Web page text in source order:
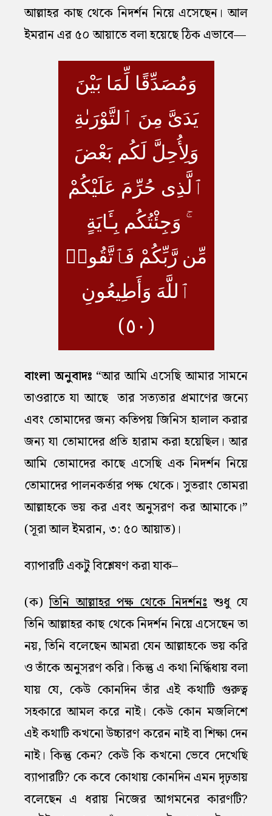
আল্লাহর কাছ থেকে নিদর্শন নিয়ে এসেছেন। আল
ইমরান এর ৫০ আয়াতে বলা হয়েছে ঠিক এভাবে—
وَمُصَدِّقًا لِّمَا بَيْنَ
يَدَىَّ مِنَ ٱلتَّوْرَىٰةِ
وَلِأُحِلَّ لَكُم بَعْضَ
ٱلَّذِى حُرِّمَ عَلَيْكُمْ
ۚ وَجِئْتُكُم بِـَٔايَةٍ
مِّن رَّبِّكُمْ فَٱتَّقُوا۟
ٱللَّهَ وَأَطِيعُونِ
(٥٠)
বাংলা অনুবাদঃ “আর আমি এসেছি আমার সামনে
তাওরাতে যা আছে তার সত্যতার প্রমাণের জন্যে
এবং তোমাদের জন্য কতিপয় জিনিস হালাল করার
জন্য যা তোমাদের প্রতি হারাম করা হয়েছিল। আর
আমি তোমাদের কাছে এসেছি এক নিদর্শন নিয়ে
তোমাদের পালনকর্তার পক্ষ থেকে। সুতরাং তোমরা
আল্লাহকে ভয় কর এবং অনুসরণ কর আমাকে।”
(সূরা আল ইমরান, ৩: ৫০ আয়াত)।
ব্যাপারটি একটু বিশ্লেষণ করা যাক–
(ক)তিনি আল্লাহর পক্ষ থেকে নিদর্শনঃশুধু যে
তিনি আল্লাহর কাছ থেকে নিদর্শন নিয়ে এসেছেন তা
নয়, তিনি বলেছেন আমরা যেন আল্লাহকে ভয় করি
ও তাঁকে অনুসরণ করি। কিন্তু এ কথা নির্দ্ধিধায় বলা
যায় যে, কেউ কোনদিন তাঁর এই কথাটি গুরুত্ব
সহকারে আমল করে নাই। কেউ কোন মজলিশে
এই কথাটি কখনো উচ্চারণ করেন নাই বা শিক্ষা দেন
নাই। কিন্তু কেন? কেউ কি কখনো ভেবে দেখেছি
ব্যাপারটি? কে কবে কোথায় কোনদিন এমন দৃঢ়তায়
বলেছেন এ ধরায় নিজের আগমনের কারণটি?